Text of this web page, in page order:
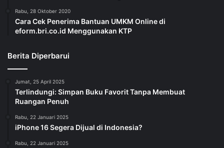
Rabu, 28 Oktober 2020
Cara Cek Penerima Bantuan UMKM Online di
eform.bri.co.id Menggunakan KTP
Berita Diperbarui
Jumat, 25 April 2025
Terlindungi: Simpan Buku Favorit Tanpa Membuat
Ruangan Penuh
Rabu, 22 Januari 2025
iPhone 16 Segera Dijual di Indonesia?
Rabu, 22 Januari 2025